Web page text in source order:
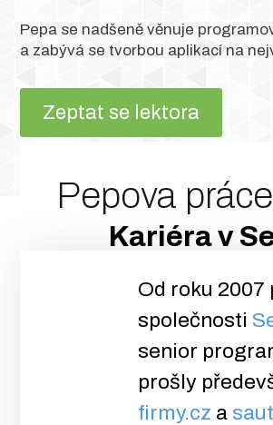
Pepa se nadšeně věnuje
a zabývá se tvorbou aplikací na
Zeptat se lektora
Pepova práce
Kariéra v
Od roku 2007
společnosti
senior
prošly
firmy.cz a